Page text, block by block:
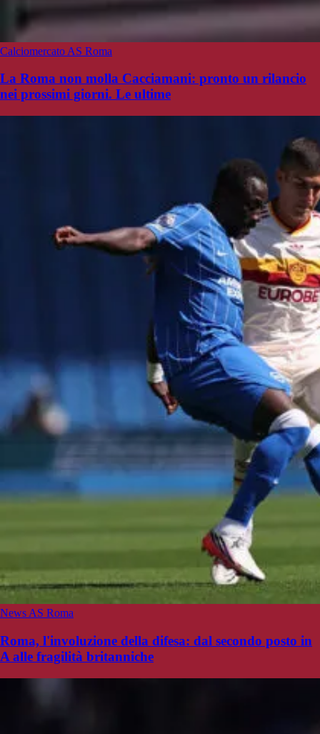
Calciomercato AS Roma
La Roma non molla Cacciamani: pronto un rilancio
nei prossimi giorni. Le ultime
News AS Roma
Roma, l'involuzione della difesa: dal secondo posto in
A alle fragilità britanniche